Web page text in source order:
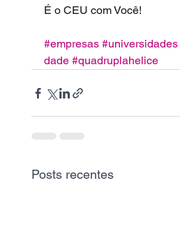
É o CEU com Você!
#empresas #universidades
dade #quadruplahelice
Posts recentes